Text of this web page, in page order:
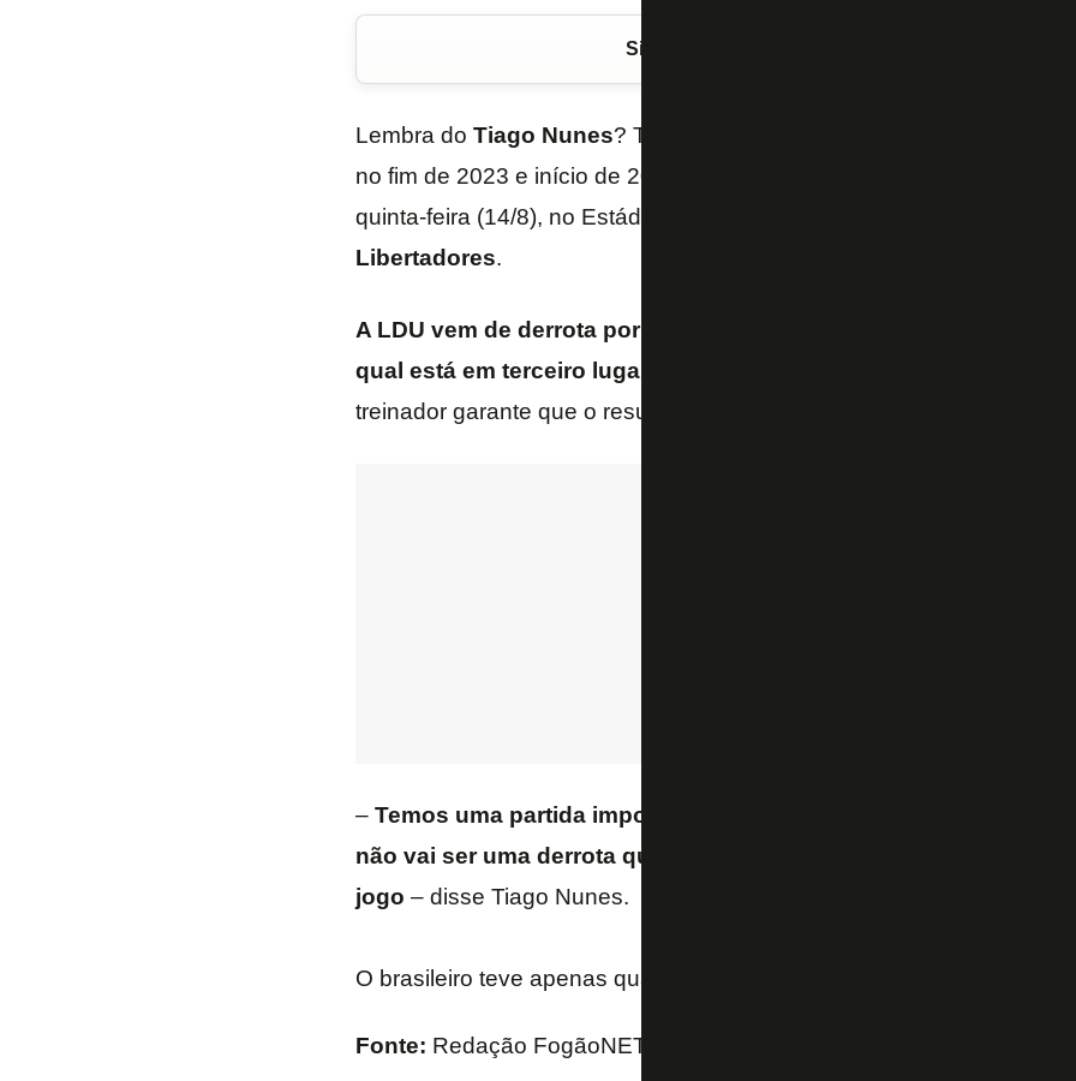
Siga o FogãoNET
Lembra do Tiago Nunes? Técnico que passou pelo
no fim de 2023 e início de 2024, ele vai reencontrar o clube pela
quinta-feira (14/8), no Estádio Nilton Santos, jogo de ida das oitavas
Libertadores.
A LDU vem de derrota por 1 a 0 para o Aucas, pelo Campeonato
qual está em terceiro lugar, atrás de Independiente Del Valle e
treinador garante que o resultado não vai influenciar.
– Temos uma partida importante na quinta-feira, não vamos
não vai ser uma derrota que afete o trabalho que estamos
jogo – disse Tiago Nunes.
O brasileiro teve apenas quatro vitórias em 15 jogos em sua
Fonte: Redação FogãoNET